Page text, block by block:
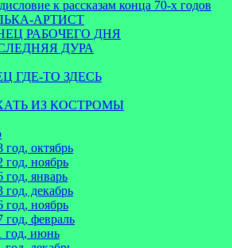
к рассказам конца 70-х годов
АРТИСТ
РАБОЧЕГО ДНЯ
ДУРА
ГДЕ-ТО ЗДЕСЬ
ИЗ КОСТРОМЫ
год, октябрь
год, ноябрь
год, январь
год, декабрь
год, ноябрь
год, февраль
год, июнь